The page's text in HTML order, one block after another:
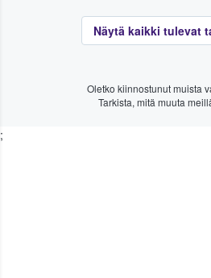
Näytä kaikki tulevat
Oletko kiinnostunut muista
Tarkista, mitä muuta
;